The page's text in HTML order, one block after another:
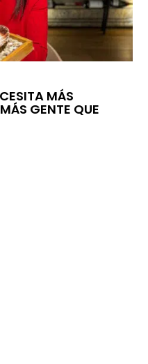
MÁS
GENTE QUE